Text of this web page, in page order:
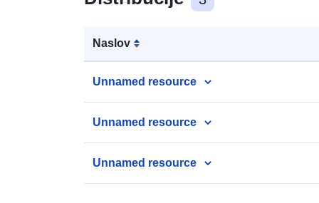
Naslov
Unnamed resource
Unnamed resource
Unnamed resource